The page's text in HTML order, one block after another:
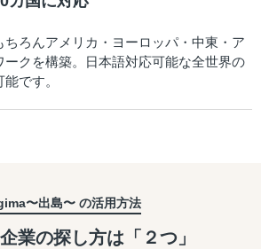
ちろんアメリカ・ヨーロッパ・中東・ア
ークを構築。日本語対応可能な全世界の
です。
〜出島〜 の活用方法
業の探し方は「２つ」